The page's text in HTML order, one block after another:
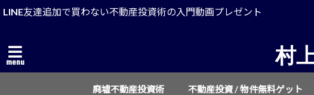
LINE友達追加で買わない不動産投資術の入門動画プレゼント
menu 村
廃墟不動産投資術 不動産投資 / 物件無料ゲット